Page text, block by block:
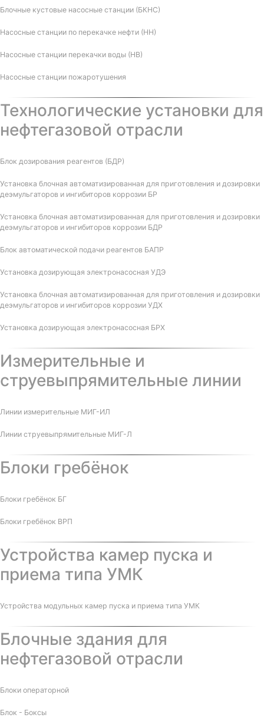
Блочные кустовые насосные станции (БКНС)
Насосные станции по перекачке нефти (НН)
Насосные станции перекачки воды (НВ)
Насосные станции пожаротушения
Технологические установки для
нефтегазовой отрасли
Блок дозирования реагентов (БДР)
Установка блочная автоматизированная для приготовления и дозировки
деэмульгаторов и ингибиторов коррозии БР
Установка блочная автоматизированная для приготовления и дозировки
деэмульгаторов и ингибиторов коррозии БДР
Блок автоматической подачи реагентов БАПР
Установка дозирующая электронасосная УДЭ
Установка блочная автоматизированная для приготовления и дозировки
деэмульгаторов и ингибиторов коррозии УДХ
Установка дозирующая электронасосная БРХ
Измерительные и
струевыпрямительные линии
Линии измерительные МИГ-ИЛ
Линии струевыпрямительные МИГ-Л
Блоки гребёнок
Блоки гребёнок БГ
Блоки гребёнок ВРП
Устройства камер пуска и
приема типа УМК
Устройства модульных камер пуска и приема типа УМК
Блочные здания для
нефтегазовой отрасли
Блоки операторной
Блок - Боксы